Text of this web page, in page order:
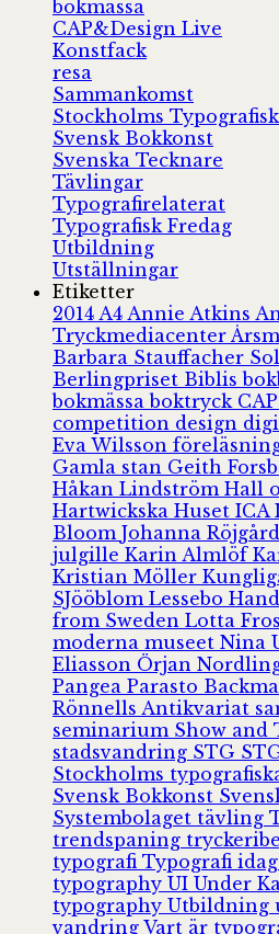
bokmässa
CAP&Design Live
Konstfack
resa
Sammankomst
Stockholms
Svensk Bokkonst
Svenska Tecknare
Tävlingar
Typografirelaterat
Typografisk Fredag
Utbildning
Utställningar
Etiketter
2014 A4 Annie Atkins
Tryckmediacenter
Barbara Stauffacher
Berlingpriset Biblis
bokmässaboktryck
competition design
Eva Wilsson
Gamla stan Geith
Håkan Lindström Hall
Hartwickska Huset ICA
Bloom Johanna
julgille Karin Almlöf
Kristian Möller
SJööblom Lessebo
from Sweden Lotta
moderna museet Nina
Eliasson Örjan
Pangea Parasto
Rönnells Antikvariat
seminarium Show and
stadsvandring STG
Stockholms
Svensk Bokkonst
Systembolaget tävling
trendspaning
typografi Typografi idag
typography UI Under
typography Utbildning
vandring Vart är